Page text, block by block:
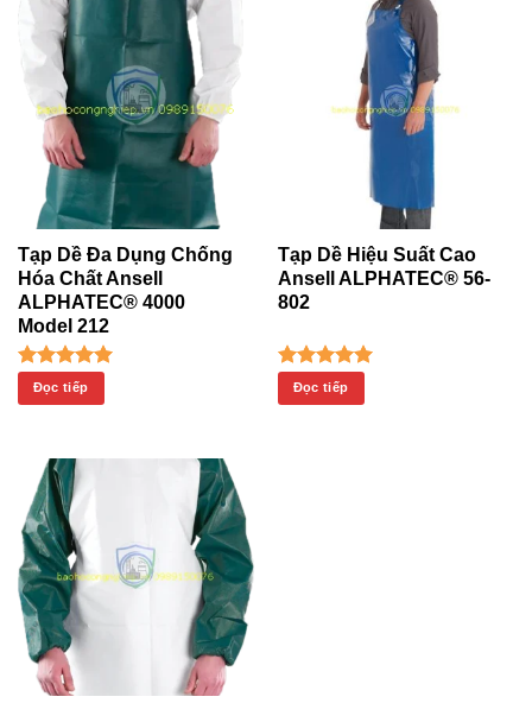
Tạp Dề Đa Dụng Chống
Hóa Chất Ansell
ALPHATEC® 4000
Model 212
Được xếp
hạng5.00
Đọc tiếp
Tạp Dề Hiệu Suất Cao
Ansell ALPHATEC® 56-
802
Được xếp
hạng5.00
Đọc tiếp